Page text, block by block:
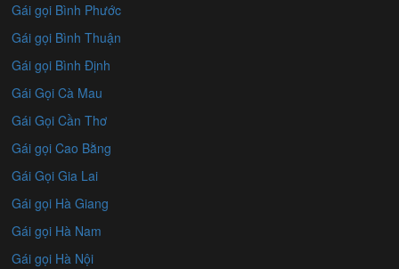
Gái gọi Bình Phước
Gái gọi Bình Thuận
Gái gọi Bình Định
Gái Gọi Cà Mau
Gái Gọi Cần Thơ
Gái gọi Cao Bằng
Gái Gọi Gia Lai
Gái gọi Hà Giang
Gái gọi Hà Nam
Gái gọi Hà Nội